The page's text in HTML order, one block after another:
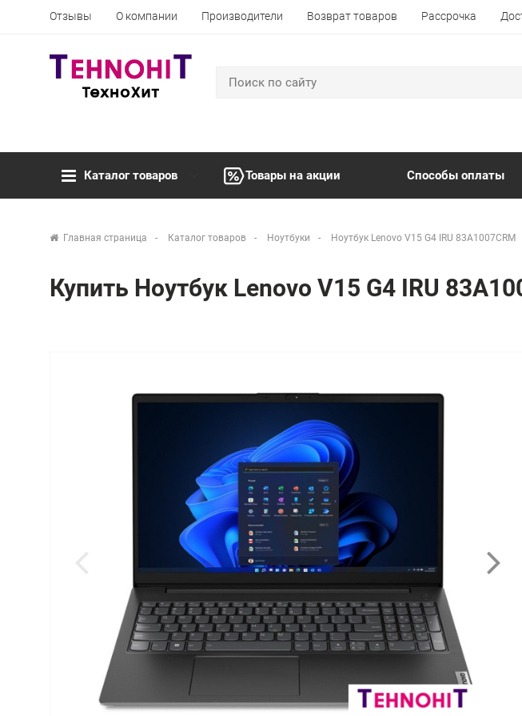
Отзывы О компании Производители Возврат товаров Рассрочка
Каталог товаров Товары на акции Способы оплаты
Главная страница Каталог товаров Ноутбуки Ноутбук Lenovo V15 G4 IRU 83A1007CRM
Купить Ноутбук Lenovo V15 G4 IRU